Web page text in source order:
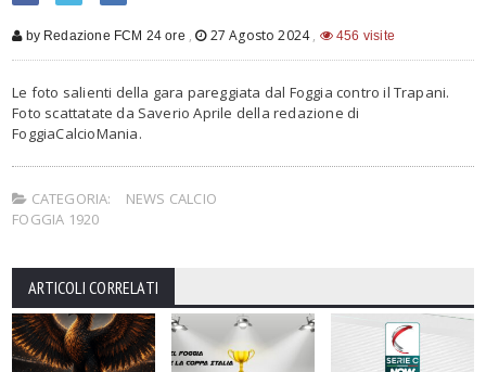
by Redazione FCM 24 ore , 27 Agosto 2024, 456 visite
Le foto salienti della gara pareggiata dal Foggia contro il Trapani.
Foto scattatate da Saverio Aprile della redazione di
FoggiaCalcioMania.
CATEGORIA:
NEWS CALCIO
FOGGIA 1920
ARTICOLI CORRELATI